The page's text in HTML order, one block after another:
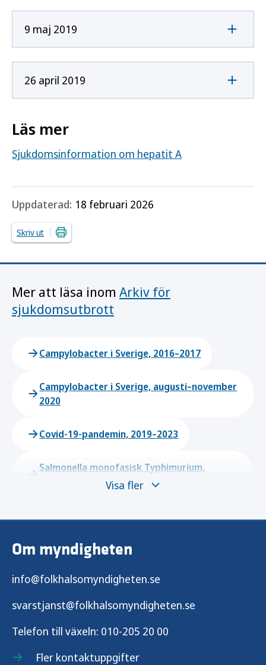
9 maj 2019
26 april 2019
Läs mer
Sjukdomsinformation om hepatit A
Uppdaterad: 18 februari 2026
Skriv ut
Mer att läsa inom Arkiv för
sjukdomsutbrott
Campylobacter i Sverige, 2016–2017
Campylobacter i Sverige, augusti–november
2020
Covid-19-pandemin, 2019–2023
Salmonella monofasisk Typhimurium,
december 2021–juni 2022
Visa fler
Om myndigheten
info@folkhalsomyndigheten.se
svarstjanst@folkhalsomyndigheten.se
Telefon till växeln: 010-205 20 00
Fler kontaktuppgifter